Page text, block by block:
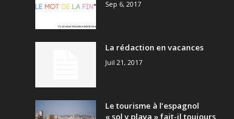
Sep 6, 2017
La rédaction en vacances
Juil 21, 2017
Le tourisme à l’espagnol
« sol y playa » fait-il toujours